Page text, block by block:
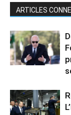
ARTICLES